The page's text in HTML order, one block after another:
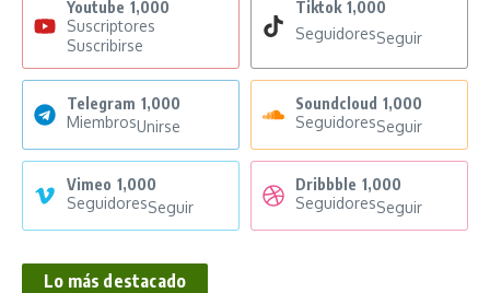
Youtube 1,000
Suscriptores
Suscribirse
Tiktok 1,000
SeguidoresSeguir
Telegram 1,000
MiembrosUnirse
Soundcloud 1,000
SeguidoresSeguir
Vimeo 1,000
SeguidoresSeguir
Dribbble 1,000
SeguidoresSeguir
Lo más destacado